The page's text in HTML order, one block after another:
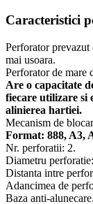
Caracteristici
Perforator
mai usoara.
Perforator de mare
Are o capacitate
fiecare utilizare si
alinierea hartiei.
Mecanism de
Format: 888, A3,
Nr. perforatii: 2.
Diametru
Distanta intre
Adancimea de
Baza anti-alunecare.